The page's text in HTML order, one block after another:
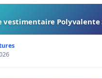
vestimentaire Polyvalente